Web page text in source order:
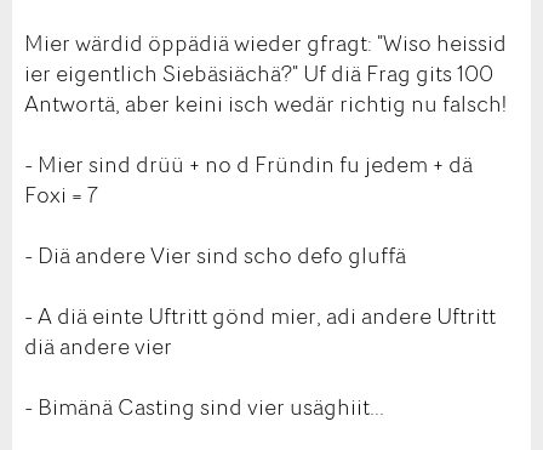
Mier wärdid öppädiä wieder gfragt: "Wiso heissid
ier eigentlich Siebäsiächä?" Uf diä Frag gits 100
Antwortä, aber keini isch wedär richtig nu falsch!
- Mier sind drüü + no d Fründin fu jedem + dä
Foxi = 7
- Diä andere Vier sind scho defo gluffä
- A diä einte Uftritt gönd mier, adi andere Uftritt
diä andere vier
- Bimänä Casting sind vier usäghiit...